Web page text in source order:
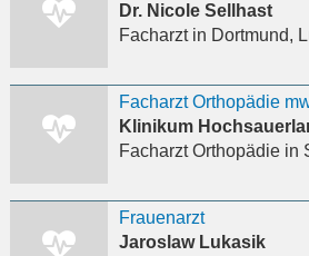
Dr. Nicole Sellhast
Facharztin Dortmund,
Facharzt Orthopädie
Klinikum
Facharzt Orthopädiein
Frauenarzt
Jaroslaw Lukasik